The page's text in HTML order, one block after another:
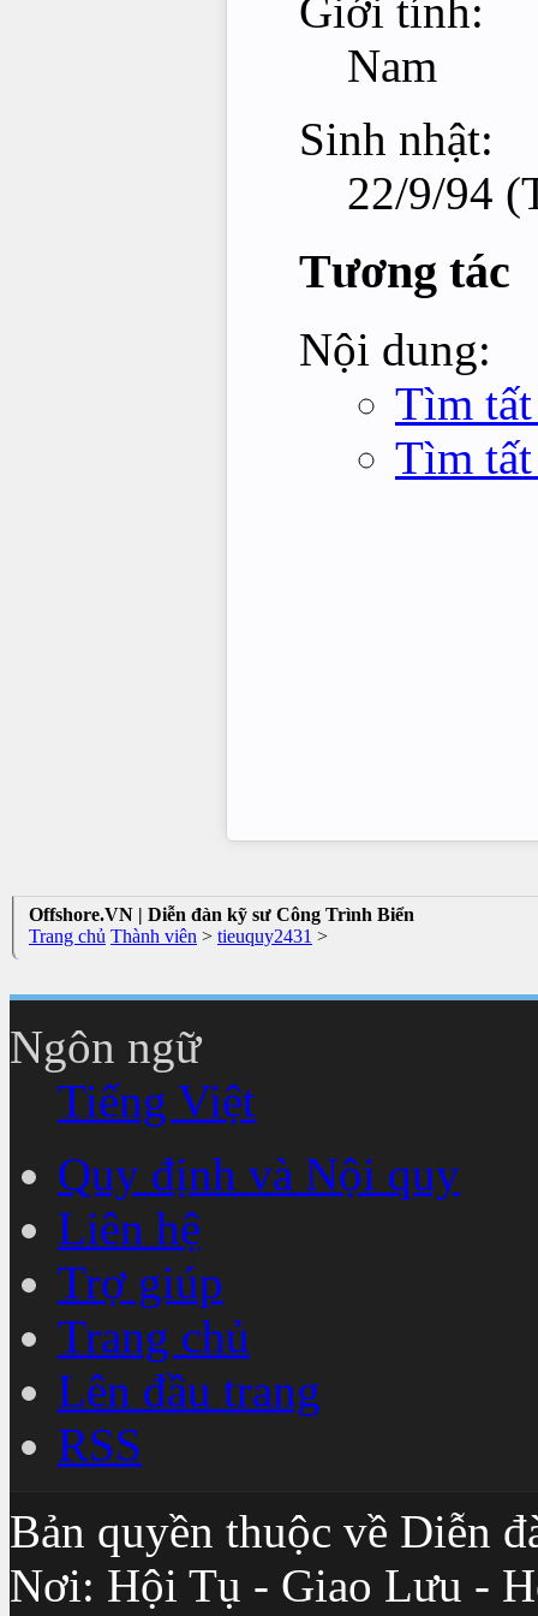
Giới tính:
Nam
Sinh nhật:
22/9/94
Tương tác
Nội dung:
Tìm
Tìm
Offshore.VN | Diễn đàn kỹ sư Công Trình Biển
Trang chủ Thành viên > tieuquy2431 >
Ngôn ngữ
Tiếng Việt
Quy định và Nội quy
Liên hệ
Trợ giúp
Trang chủ
Lên đầu trang
RSS
Bản quyền thuộc về Diễn
Nơi: Hội Tụ - Giao Lưu -